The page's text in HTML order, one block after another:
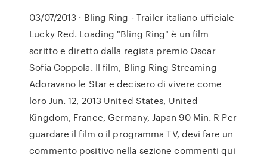
03/07/2013 · Bling Ring - Trailer italiano ufficiale
Lucky Red. Loading "Bling Ring" è un film
scritto e diretto dalla regista premio Oscar
Sofia Coppola. Il film, Bling Ring Streaming
Adoravano le Star e decisero di vivere come
loro Jun. 12, 2013 United States, United
Kingdom, France, Germany, Japan 90 Min. R Per
guardare il film o il programma TV, devi fare un
commento positivo nella sezione commenti qui